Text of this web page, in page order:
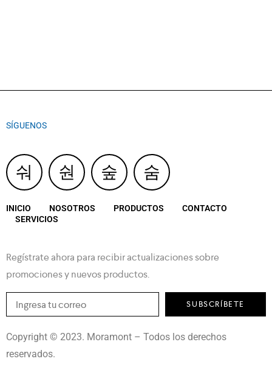
SÍGUENOS
INICIO NOSOTROS PRODUCTOS
CONTACTO
SERVICIOS
Regístrate ahora para recibir actualizaciones sobre
promociones y nuevos productos.
SUBSCRÍBETE
Copyright © 2023. Moramont – Todos los derechos
reservados.